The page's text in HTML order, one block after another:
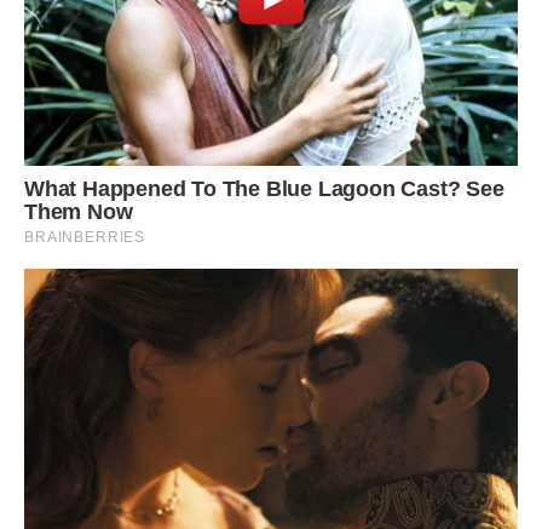
Інга зайшла до кімнати, здивовано роззирнулась.
Зачинила дверцята шафи і нарешті побачила записку.
Мені важко писати про те, що було потім, але, як то
кажуть, із пісні слів не викинеш. Дружина прочитала
записку, взяла ручку і щось дописала на тому ж аркуші.
Потім почала… тихенько наспівувати пісеньку про кохання
Підфарбувала помадою губи, вдягла нову сукню, витягла